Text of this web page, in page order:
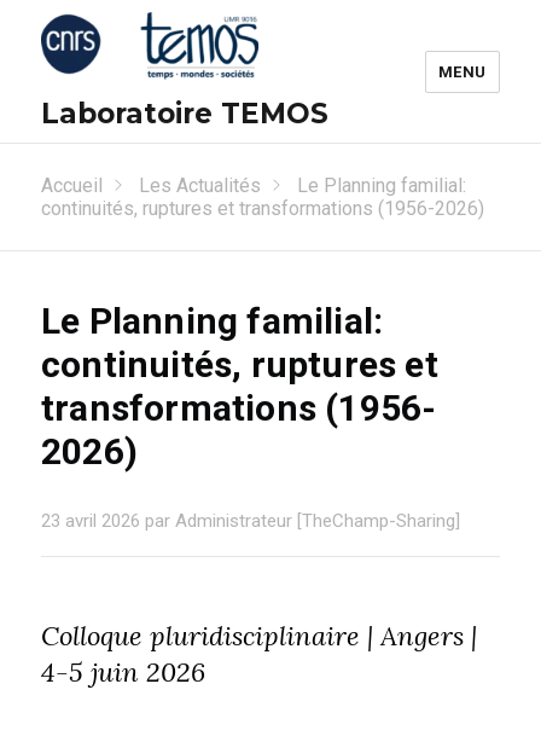
Laboratoire TEMOS
MENU
Accueil Les Actualités
Le Planning familial:
continuités, ruptures et transformations (1956-2026)
Le Planning familial:
continuités, ruptures et
transformations (1956-
2026)
23 avril 2026 par Administrateur [TheChamp-Sharing]
Colloque pluridisciplinaire | Angers |
4-5 juin 2026